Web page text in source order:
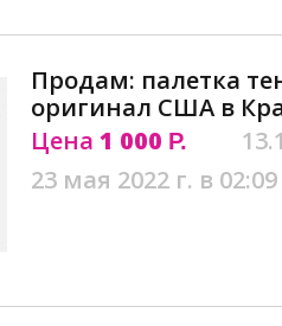
Продам: палетка
оригинал США в
Цена 1 000 Р.
23 мая 2022 г. в 02:09